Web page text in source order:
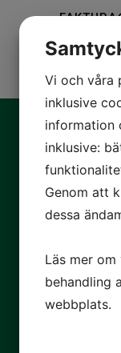
VI
Vi och våra
inklusive
information
inklusive:
Genom att
dessa
Läs mer
behandling
webbplats.